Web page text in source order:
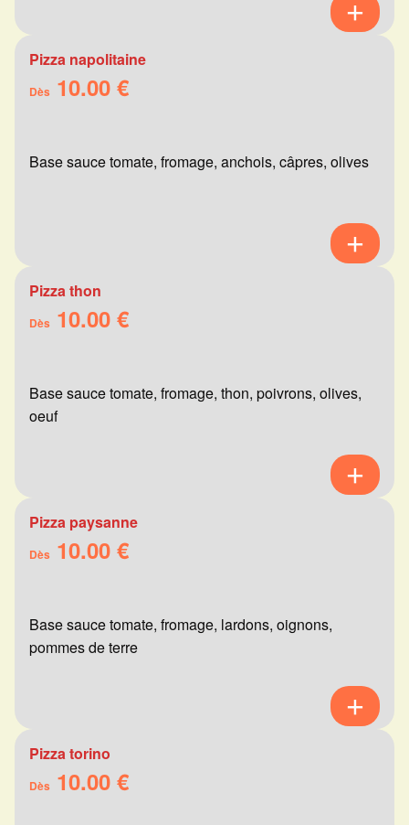
Pizza napolitaine
Dès 10.00 €
Base sauce tomate, fromage, anchois, câpres, olives
Pizza thon
Dès 10.00 €
Base sauce tomate, fromage, thon, poivrons, olives,
oeuf
Pizza paysanne
Dès 10.00 €
Base sauce tomate, fromage, lardons, oignons,
pommes de terre
Pizza torino
Dès 10.00 €